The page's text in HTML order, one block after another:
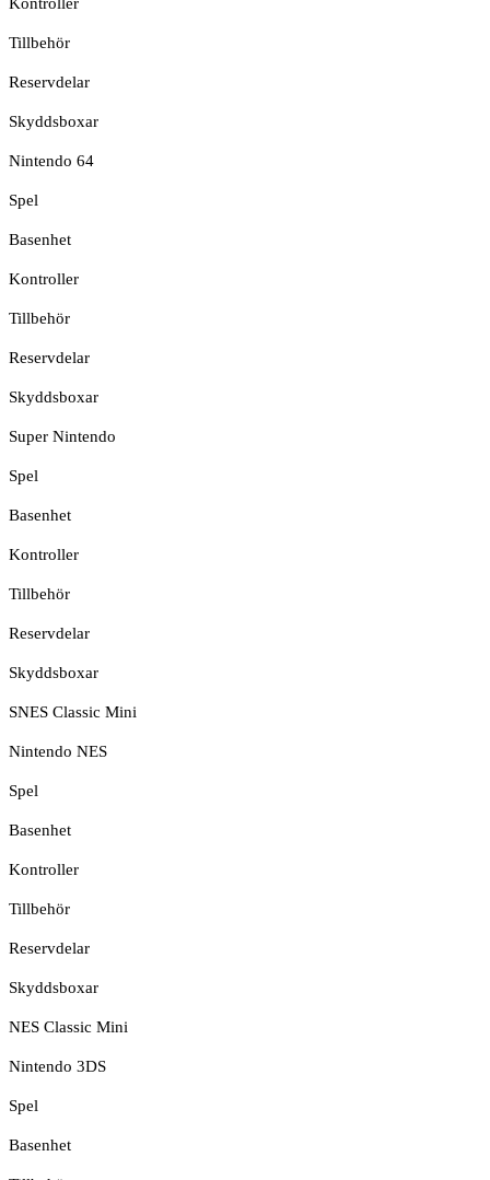
Tillbehör
Reservdelar
Skyddsboxar
Nintendo 64
Spel
Basenhet
Kontroller
Tillbehör
Reservdelar
Skyddsboxar
Super Nintendo
Spel
Basenhet
Kontroller
Tillbehör
Reservdelar
Skyddsboxar
SNES Classic Mini
Nintendo NES
Spel
Basenhet
Kontroller
Tillbehör
Reservdelar
Skyddsboxar
NES Classic Mini
Nintendo 3DS
Spel
Basenhet